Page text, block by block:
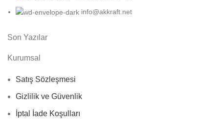
info@akkraft.net
Son Yazılar
Kurumsal
Satış Sözleşmesi
Gizlilik ve Güvenlik
İptal İade Koşulları